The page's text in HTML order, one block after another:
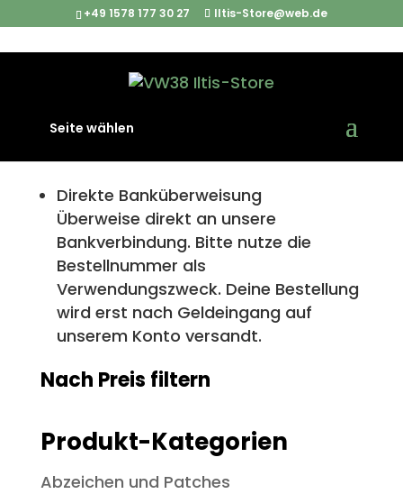
+49 1578 177 30 27 Iltis-Store@web.de
Seite wählen
Zahlungsarten
Direkte Banküberweisung
Überweise direkt an unsere
Bankverbindung. Bitte nutze die
Bestellnummer als
Verwendungszweck. Deine Bestellung
wird erst nach Geldeingang auf
unserem Konto versandt.
Nach Preis filtern
Produkt-Kategorien
Abzeichen und Patches